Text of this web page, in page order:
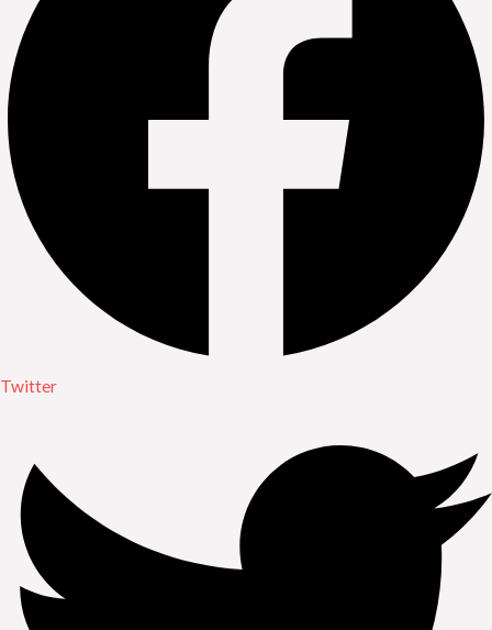
Twitter